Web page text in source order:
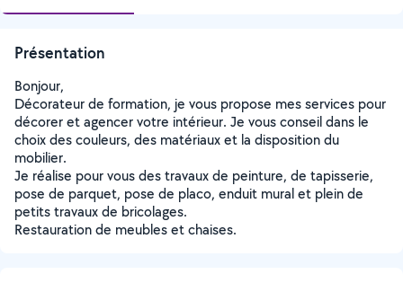
Présentation
Bonjour,
Décorateur de formation, je vous propose mes services pour
décorer et agencer votre intérieur. Je vous conseil dans le
choix des couleurs, des matériaux et la disposition du
mobilier.
Je réalise pour vous des travaux de peinture, de tapisserie,
pose de parquet, pose de placo, enduit mural et plein de
petits travaux de bricolages.
Restauration de meubles et chaises.